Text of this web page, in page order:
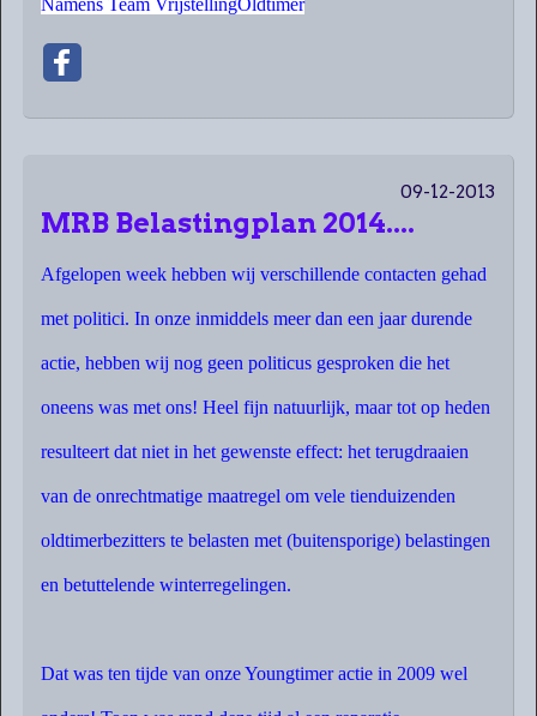
09-12-2013
MRB Belastingplan 2014....
Afgelopen week hebben wij verschillende contacten gehad
met politici. In onze inmiddels meer dan een jaar durende
actie, hebben wij nog geen politicus gesproken die het
oneens was met ons! Heel fijn natuurlijk, maar tot op heden
resulteert dat niet in het gewenste effect: het terugdraaien
van de onrechtmatige maatregel om vele tienduizenden
oldtimerbezitters te belasten met (buitensporige) belastingen
en betuttelende winterregelingen.
Dat was ten tijde van onze Youngtimer actie in 2009 wel